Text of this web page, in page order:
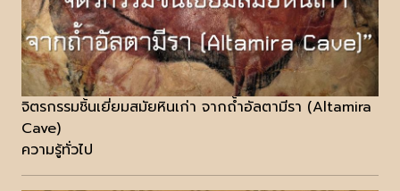
จิตรกรรมชิ้นเยี่ยมสมัยหินเก่า จากถ้ำอัลตามีรา (Altamira
Cave)
ความรู้ทั่วไป